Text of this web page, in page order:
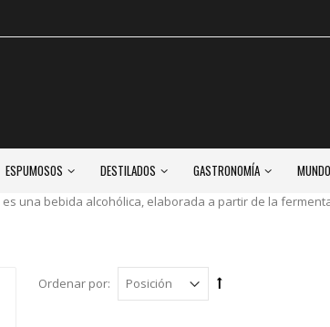
ESPUMOSOS DESTILADOS GASTRONOMÍA
es una bebida alcohólica, elaborada a partir de la
Ordenar por: